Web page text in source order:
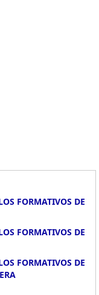
FORMATIVOS DE
FORMATIVOS DE
FORMATIVOS DE